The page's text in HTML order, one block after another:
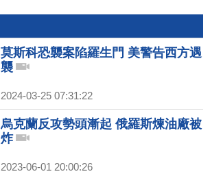
莫斯科恐襲案陷羅生門 美警告西方遇
襲
2024-03-25 07:31:22
烏克蘭反攻勢頭漸起 俄羅斯煉油廠被
炸
2023-06-01 20:00:26